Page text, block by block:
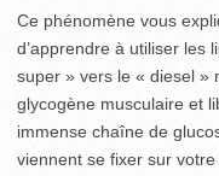
Ce phénomène vous
d’apprendre à utiliser les
super » vers le « diesel »
glycogène musculaire et
immense chaîne de
viennent se fixer sur